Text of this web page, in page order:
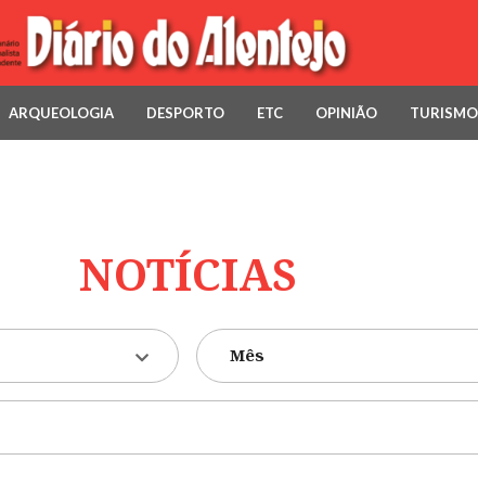
ARQUEOLOGIA DESPORTO ETC OPINIÃO TURISMO
NOTÍCIAS
Mês